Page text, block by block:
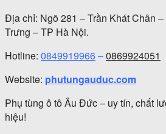
Địa chỉ: Ngõ 281 – Trần Khát Chân
Trưng – TP Hà Nội.
Hotline: 0849919966–0869924051
Website: phutungauduc.com
Phụ tùng ô tô Âu Đức – uy tín, chất
hiệu!